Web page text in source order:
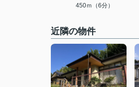
450ｍ（6分）
近隣の物件